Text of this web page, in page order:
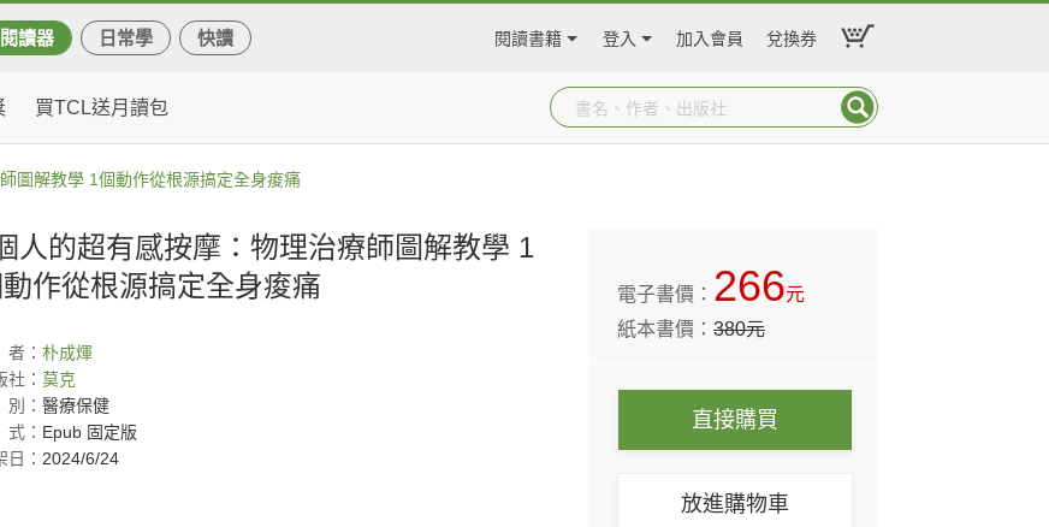
閱讀器 日常學 快讀 閱讀書籍 登入 加入會員 兌換券
買TCL送月讀包
圖解教學 1個動作從根源搞定全身痠痛
人的超有感按摩：物理治療師圖解教學 1
作從根源搞定全身痠痛
者： 朴成煇
社： 莫克
別： 醫療保健
式： Epub 固定版
日： 2024/6/24
電子書價： 266元
紙本書價：380元
直接購買
放進購物車